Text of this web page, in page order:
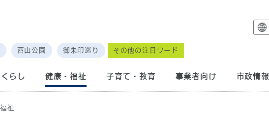
西山公園 御朱印巡り その他の注目ワード
くらし 健康・福祉 子育て・教育 事業者向け 市政情報
福祉